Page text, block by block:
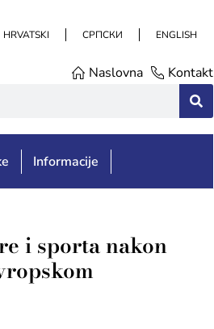
HRVATSKI СРПСКИ ENGLISH
Naslovna Kontakt
Informacije
i sporta nakon